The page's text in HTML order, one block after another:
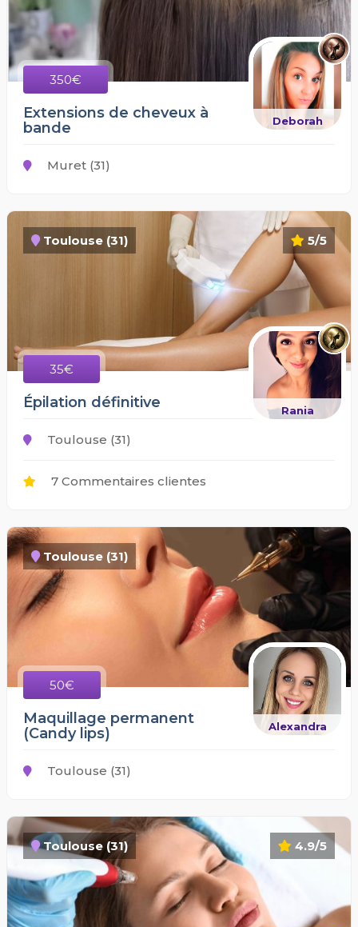
350€
Deborah
Extensions de cheveux à
bande
Muret (31)
5/5
Toulouse (31)
35€
Rania
Épilation définitive
Toulouse (31)
7 Commentaires clientes
Toulouse (31)
50€
Alexandra
Maquillage permanent
(Candy lips)
Toulouse (31)
4.9/5
Toulouse (31)